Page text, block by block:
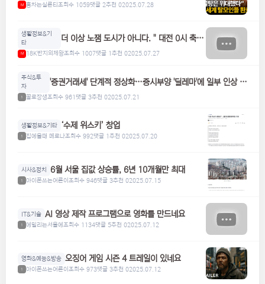
M 홍차는실론티조회수 1059댓글 2추천 02025.07.28
생활정보&기
타
더 이상 노잼 도시가 아니다. " 대전 0시 축
M 18K반지의제왕조회수 1007댓글 1추천 02025.07.27
주식&투
자
'증권거래세' 단계적 정상화…증시부양 '딜레마'에 일부 인상 검
1 꿀로장생조회수 961댓글 3추천 02025.07.21
생활정보&기타 ‘수제 위스키’ 창업
1 집에올때 메로나조회수 992댓글 1추천 02025.07.20
시사&정치 6월 서울 집값 상승률, 6년 10개월만 최대
1 아이폰쓰는어른이 조회수 946댓글 3추천 02025.07.15
IT&기술 AI 영상 제작 프로그램으로 영화를 만드네요
1 에밀리는서울에 조회수 1134댓글 5추천 02025.07.12
영화&예능&방송 오징어 게임 시즌 4 트레일이 있네요
1 아이폰쓰는어른이 조회수 973댓글 3추천 02025.07.12